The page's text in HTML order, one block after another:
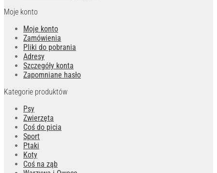
Moje konto
Moje konto
Zamówienia
Pliki do pobrania
Adresy
Szczegóły konta
Zapomniane hasło
Kategorie produktów
Psy
Zwierzęta
Coś do picia
Sport
Ptaki
Koty
Coś na ząb